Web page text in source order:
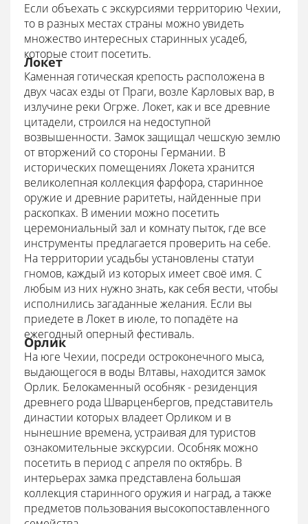
Если объехать с экскурсиями территорию Чехии,
то в разных местах страны можно увидеть
множество интересных старинных усадеб,
которые стоит посетить.
Локет
Каменная готическая крепость расположена в
двух часах езды от Праги, возле Карловых вар, в
излучине реки Огрже. Локет, как и все древние
цитадели, строился на недоступной
возвышенности. Замок защищал чешскую землю
от вторжений со стороны Германии. В
исторических помещениях Локета хранится
великолепная коллекция фарфора, старинное
оружие и древние раритеты, найденные при
раскопках. В имении можно посетить
церемониальный зал и комнату пыток, где все
инструменты предлагается проверить на себе.
На территории усадьбы установлены статуи
гномов, каждый из которых имеет своё имя. С
любым из них нужно знать, как себя вести, чтобы
исполнились загаданные желания. Если вы
приедете в Локет в июле, то попадёте на
ежегодный оперный фестиваль.
Орлик
На юге Чехии, посреди остроконечного мыса,
выдающегося в воды Влтавы, находится замок
Орлик. Белокаменный особняк - резиденция
древнего рода Шварценбергов, представитель
династии которых владеет Орликом и в
нынешние времена, устраивая для туристов
ознакомительные экскурсии. Особняк можно
посетить в период с апреля по октябрь. В
интерьерах замка представлена большая
коллекция старинного оружия и наград, а также
предметов пользования высокопоставленного